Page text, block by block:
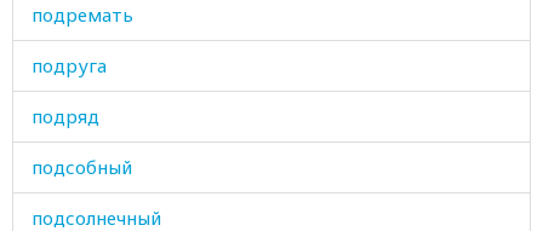
подремать
подруга
подряд
подсобный
подсолнечный